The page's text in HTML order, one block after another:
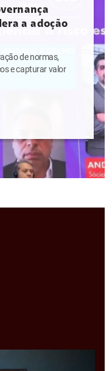
a adoção
de normas,
e capturar valor